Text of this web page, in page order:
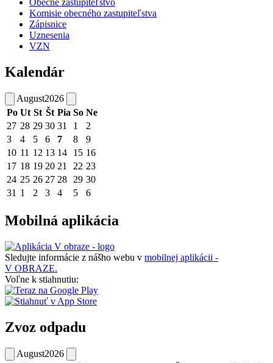
Obecné zastupiteľstvo
Komisie obecného zastupiteľstva
Zápisnice
Uznesenia
VZN
Kalendár
August2026
Po Ut St Št Pia So Ne
27 28 29 30 31 1
2
3
4 5 6 7 8
9
10 11 12 13 14 15 16
17 18 19 20 21 22 23
24 25 26 27 28 29 30
31 1 2 3 4 5 6
Mobilná aplikácia
Sledujte informácie z nášho webu v mobilnej aplikácii -
V OBRAZE.
Voľne k stiahnutiu:
Zvoz odpadu
August2026